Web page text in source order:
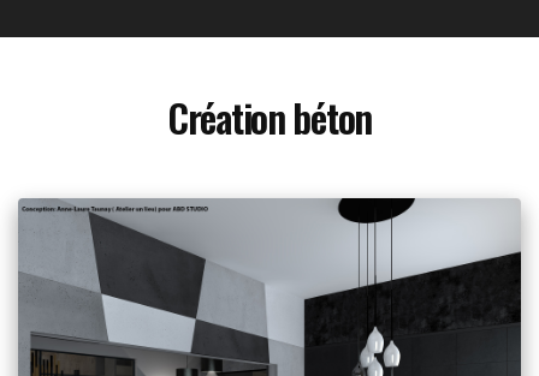
Création béton